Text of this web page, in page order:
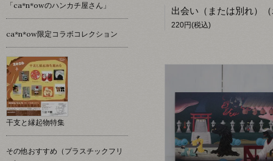
220円(税込)
「ca*n*owのハンカチ屋さん」
ca*n*ow限定コラボコレクション
干支と縁起物特集
その他おすすめ（プラスチックフリ